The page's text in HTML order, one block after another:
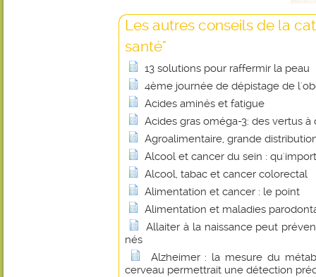
Les autres conseils de la
santé"
13 solutions pour raffermir la peau
4ème journée de dépistage de
Acides aminés et fatigue
Acides gras oméga-3: des vertus à
Agroalimentaire, grande
Alcool et cancer du sein :
Alcool, tabac et cancer colorectal
Alimentation et cancer : le point
Alimentation et maladies
Allaiter à la naissance peut
nés
Alzheimer : la mesure du
cerveau permettrait une détection